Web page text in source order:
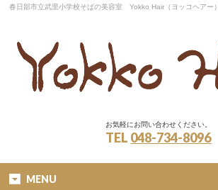
春日部市立武里小学校そばの美容室 Yokko Hair（ヨッコヘアー）
お気軽にお問い合わせください。
TEL 048-734-8096
MENU